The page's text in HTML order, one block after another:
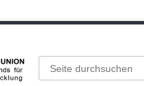
Suchbegriffe